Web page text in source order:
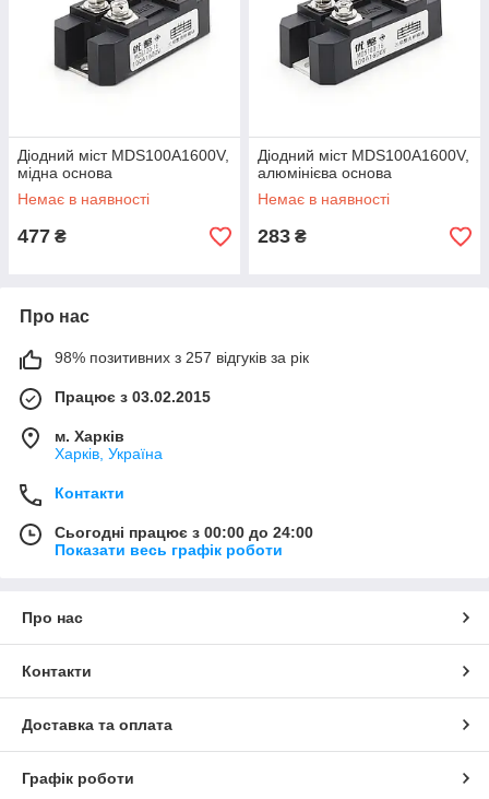
Діодний міст MDS100A1600V,
мідна основа
Немає в наявності
477 ₴
Діодний міст MDS100A1600V,
алюмінієва основа
Немає в наявності
283 ₴
Про нас
98% позитивних з 257 відгуків за рік
Працює з 03.02.2015
м. Харків
Харків, Україна
Контакти
Сьогодні працює з 00:00 до 24:00
Показати весь графік роботи
Про нас
Контакти
Доставка та оплата
Графік роботи